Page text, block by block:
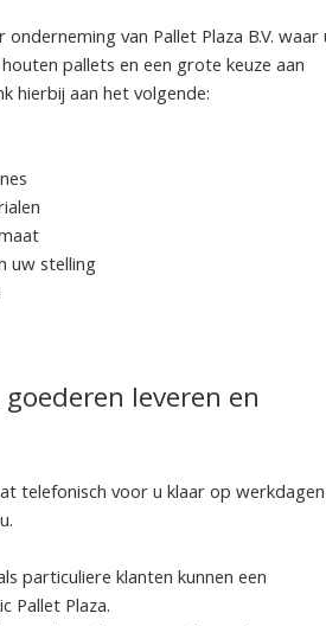
van Pallet Plaza B.V. waar
pallets en een grote keuze aan
hierbij aan het volgende:
uw stelling
leveren en
telefonisch voor u klaar op werkdagen
particuliere klanten kunnen een
Pallet Plaza.